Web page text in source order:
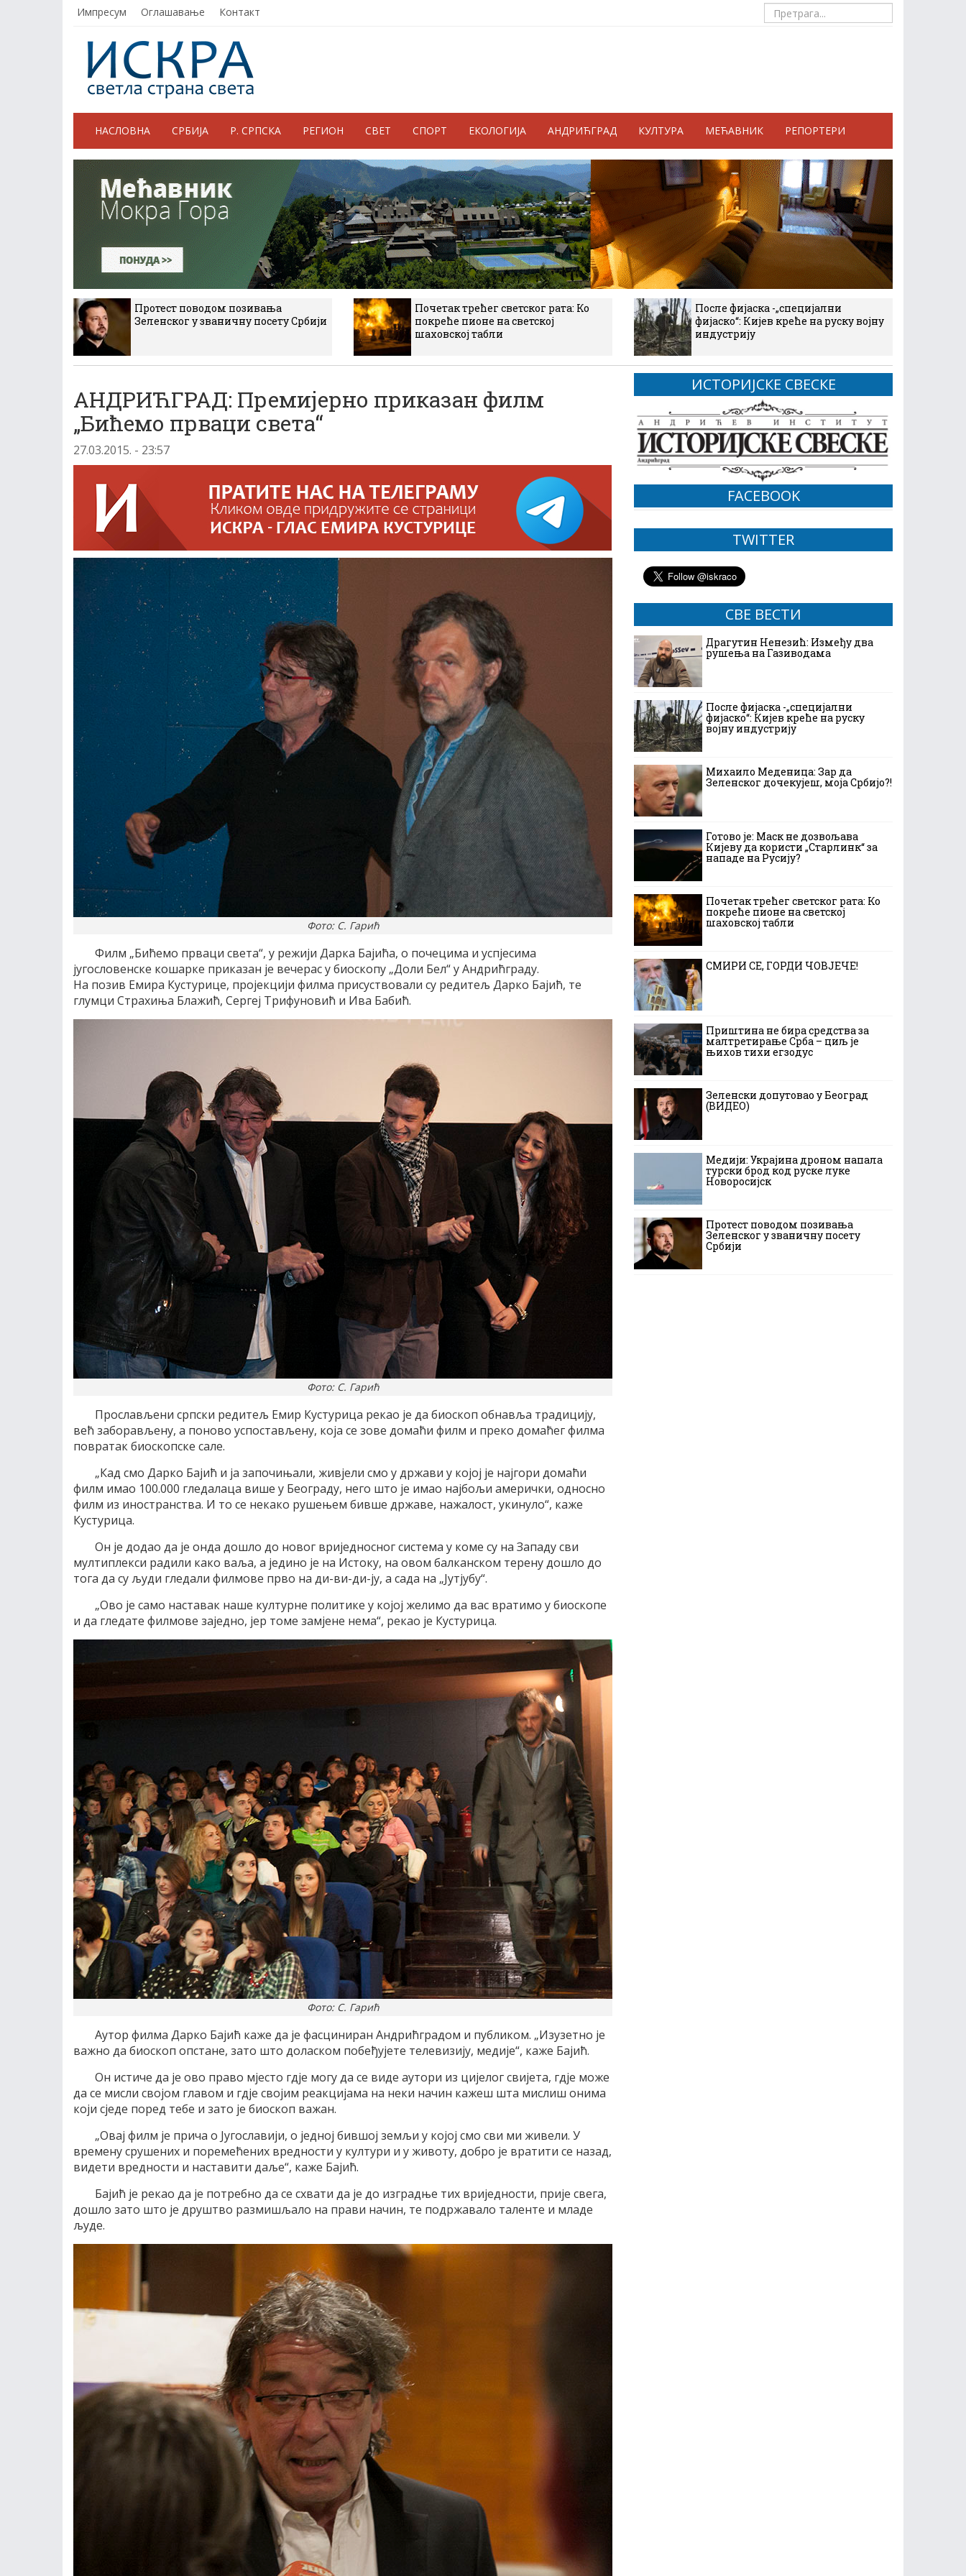
Импресум Оглашавање Контакт
НАСЛОВНА СРБИЈА Р. СРПСКА РЕГИОН СВЕТ СПОРТ ЕКОЛОГИЈА АНДРИЋГРАД КУЛТУРА МЕЋАВНИК РЕПОРТЕРИ
Протест поводом позивања
Зеленског у званичну посету Србији
Почетак трећег светског рата: Ко
покреће пионе на светској
шаховској табли
После фијаска -„специјални
фијаско“: Кијев креће на руску војну
индустрију
АНДРИЋГРАД: Премијерно приказан филм
„Бићемо прваци света“
27.03.2015. - 23:57
Фото: С. Гарић
Филм „Бићемо прваци света“, у режији Дарка Бајића, о почецима и успјесима
југословенске кошарке приказан је вечерас у биоскопу „Доли Бел“ у Андрићграду.
На позив Емира Кустурице, пројекцији филма присуствовали су редитељ Дарко Бајић, те
глумци Страхиња Блажић, Сергеј Трифуновић и Ива Бабић.
Фото: С. Гарић
Прослављени српски редитељ Емир Кустурица рекао је да биоскоп обнавља традицију,
већ заборављену, а поново успостављену, која се зове домаћи филм и преко домаћег филма
повратак биоскопске сале.
„Кад смо Дарко Бајић и ја започињали, живјели смо у држави у којој је најгори домаћи
филм имао 100.000 гледалаца више у Београду, него што је имао најбољи амерички, односно
филм из иностранства. И то се некако рушењем бивше државе, нажалост, укинуло“, каже
Кустурица.
Он је додао да је онда дошло до новог вриједносног система у коме су на Западу сви
мултиплекси радили како ваља, а једино је на Истоку, на овом балканском терену дошло до
тога да су људи гледали филмове прво на ди-ви-ди-ју, а сада на „Јутјубу“.
„Ово је само наставак наше културне политике у којој желимо да вас вратимо у биоскопе
и да гледате филмове заједно, јер томе замјене нема“, рекао је Кустурица.
Фото: С. Гарић
Аутор филма Дарко Бајић каже да је фасциниран Андрићградом и публиком. „Изузетно је
важно да биоскоп опстане, зато што доласком побеђујете телевизију, медије“, каже Бајић.
Он истиче да је ово право мјесто гдје могу да се виде аутори из цијелог свијета, гдје може
да се мисли својом главом и гдје својим реакцијама на неки начин кажеш шта мислиш онима
који сједе поред тебе и зато је биоскоп важан.
„Овај филм је прича о Југославији, о једној бившој земљи у којој смо сви ми живели. У
времену срушених и поремећених вредности у култури и у животу, добро је вратити се назад,
видети вредности и наставити даље“, каже Бајић.
Бајић је рекао да је потребно да се схвати да је до изградње тих вриједности, прије свега,
дошло зато што је друштво размишљало на прави начин, те подржавало таленте и младе
људе.
ИСТОРИЈСКЕ СВЕСКЕ
FACEBOOK
TWITTER
СВЕ ВЕСТИ
Драгутин Ненезић: Између два
рушења на Газиводама
После фијаска -„специјални
фијаско“: Кијев креће на руску
војну индустрију
Михаило Меденица: Зар да
Зеленског дочекујеш, моја Србијо?!
Готово је: Маск не дозвољава
Кијеву да користи „Старлинк“ за
нападе на Русију?
Почетак трећег светског рата: Ко
покреће пионе на светској
шаховској табли
СМИРИ СЕ, ГОРДИ ЧОВЈЕЧЕ!
Приштина не бира средства за
малтретирање Срба – циљ је
њихов тихи егзодус
Зеленски допутовао у Београд
(ВИДЕО)
Медији: Украјина дроном напала
турски брод код руске луке
Новоросијск
Протест поводом позивања
Зеленског у званичну посету
Србији